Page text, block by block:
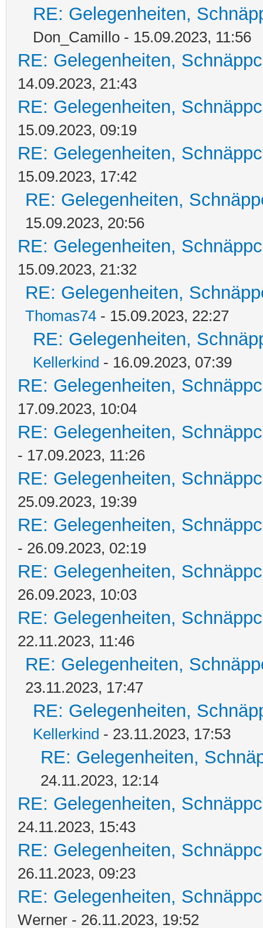
RE: Gelegenheiten,
Don_Camillo - 15.09.2023, 11:56
RE: Gelegenheiten,
14.09.2023, 21:43
RE: Gelegenheiten,
15.09.2023, 09:19
RE: Gelegenheiten,
15.09.2023, 17:42
RE: Gelegenheiten,
15.09.2023, 20:56
RE: Gelegenheiten,
15.09.2023, 21:32
RE: Gelegenheiten,
Thomas74 - 15.09.2023, 22:27
RE: Gelegenheiten,
Kellerkind - 16.09.2023, 07:39
RE: Gelegenheiten,
17.09.2023, 10:04
RE: Gelegenheiten,
- 17.09.2023, 11:26
RE: Gelegenheiten,
25.09.2023, 19:39
RE: Gelegenheiten,
- 26.09.2023, 02:19
RE: Gelegenheiten,
26.09.2023, 10:03
RE: Gelegenheiten,
22.11.2023, 11:46
RE: Gelegenheiten,
23.11.2023, 17:47
RE: Gelegenheiten,
Kellerkind - 23.11.2023, 17:53
RE: Gelegenheiten,
24.11.2023, 12:14
RE: Gelegenheiten,
24.11.2023, 15:43
RE: Gelegenheiten,
26.11.2023, 09:23
RE: Gelegenheiten,
Werner - 26.11.2023, 19:52